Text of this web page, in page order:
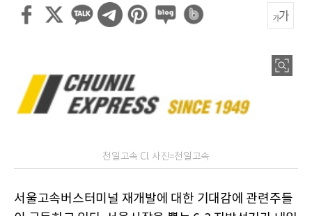
천일고속 CI. 사진=천일고속
서울고속버스터미널 재개발에 대한 기대감에 관련주들